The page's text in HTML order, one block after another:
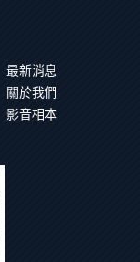
最新消息
關於我們
影音相本